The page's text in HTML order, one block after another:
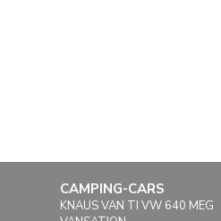
CAMPING-CARS
KNAUS VAN TI VW 640 MEG